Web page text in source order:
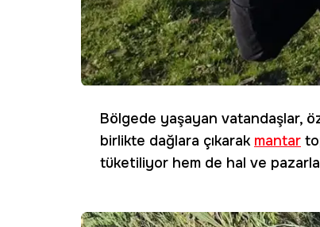
Bölgede yaşayan vatandaşlar,
birlikte dağlara çıkarak mantar
tüketiliyor hem de hal ve